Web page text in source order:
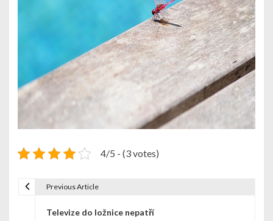
4/5 - (3 votes)
Previous Article
Televize do ložnice nepatří